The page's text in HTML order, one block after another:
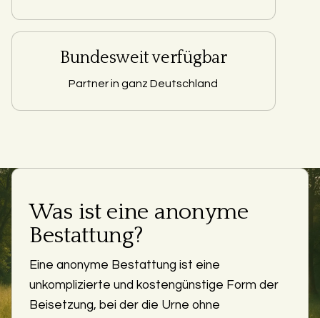
Bundesweit verfügbar
Partner in ganz Deutschland
Was ist eine anonyme
Bestattung?
Eine anonyme Bestattung ist eine
unkomplizierte und kostengünstige Form der
Beisetzung, bei der die Urne ohne